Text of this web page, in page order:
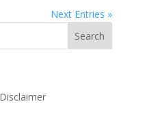
Next Entries »